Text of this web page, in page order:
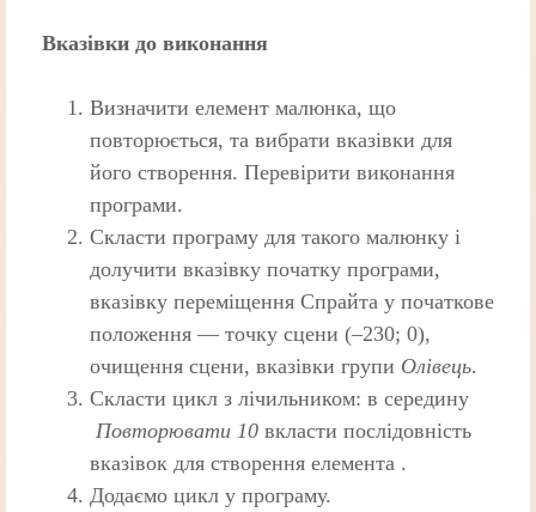
Вказівки до виконання
Визначити елемент малюнка, що
повторюється, та вибрати вказівки для
його створення. Перевірити виконання
програми.
Скласти програму для такого малюнку і
долучити вказівку початку програми,
вказівку переміщення Спрайта у початкове
положення — точку сцени (–230; 0),
очищення сцени, вказівки групи Олівець.
Скласти цикл з лічильником: в середину
Повторювати 10 вклаcти послідовність
вказівок для створення елемента .
Додаємо цикл у програму.